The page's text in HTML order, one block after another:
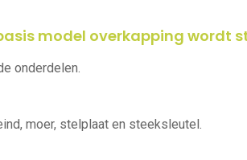
model overkapping wordt
onderdelen.
moer, stelplaat en steeksleutel.